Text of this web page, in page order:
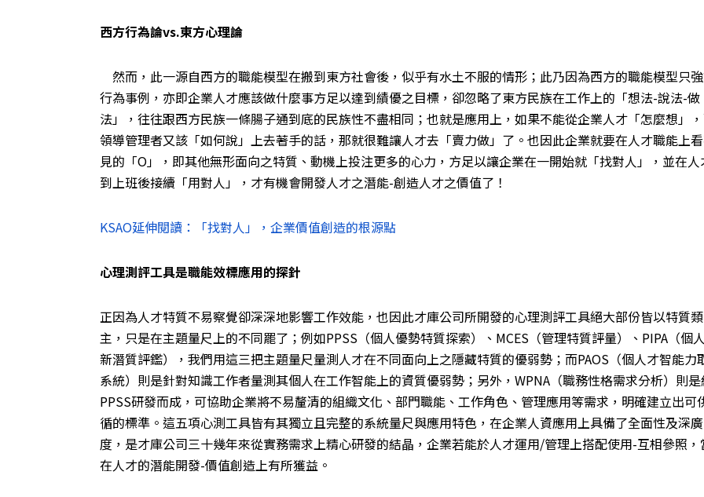
西方行為論vs.東方心理論
然而，此一源自西方的職能模型在搬到東方社會後，似乎有水土不服的情形；此乃因為西方的職能模型只
行為事例，亦即企業人才應該做什麼事方足以達到績優之目標，卻忽略了東方民族在工作上的「想法-說法-做
法」，往往跟西方民族一條腸子通到底的民族性不盡相同；也就是應用上，如果不能從企業人才「怎麼想」
領導管理者又該「如何說」上去著手的話，那就很難讓人才去「賣力做」了。也因此企業就要在人才職能上
見的「O」，即其他無形面向之特質、動機上投注更多的心力，方足以讓企業在一開始就「找對人」，並在人
到上班後接續「用對人」，才有機會開發人才之潛能-創造人才之價值了！
KSAO延伸閱讀：「找對人」，企業價值創造的根源點
心理測評工具是職能效標應用的探針
正因為人才特質不易察覺卻深深地影響工作效能，也因此才庫公司所開發的心理測評工具絕大部份皆以特質
主，只是在主題量尺上的不同罷了；例如PPSS（個人優勢特質探索）、MCES（管理特質評量）、PIPA（個
新潛質評鑑），我們用這三把主題量尺量測人才在不同面向上之隱藏特質的優弱勢；而PAOS（個人才智能力
系統）則是針對知識工作者量測其個人在工作智能上的資質優弱勢；另外，WPNA（職務性格需求分析）則
PPSS研發而成，可協助企業將不易釐清的組織文化、部門職能、工作角色、管理應用等需求，明確建立出可
循的標準。這五項心測工具皆有其獨立且完整的系統量尺與應用特色，在企業人資應用上具備了全面性及深廣
度，是才庫公司三十幾年來從實務需求上精心研發的結晶，企業若能於人才運用/管理上搭配使用-互相參照，
在人才的潛能開發-價值創造上有所獲益。